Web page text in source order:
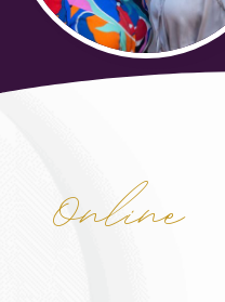
Online